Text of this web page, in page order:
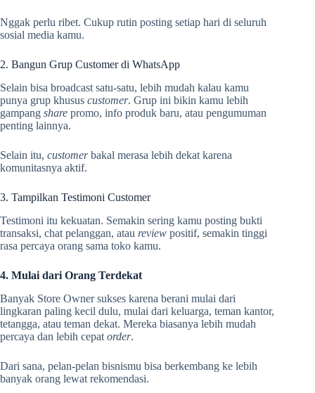
Nggak perlu ribet. Cukup rutin posting setiap hari di seluruh
sosial media kamu.
2. Bangun Grup Customer di WhatsApp
Selain bisa broadcast satu-satu, lebih mudah kalau kamu
punya grup khusus customer. Grup ini bikin kamu lebih
gampang share promo, info produk baru, atau pengumuman
penting lainnya.
Selain itu, customerbakal merasa lebih dekat karena
komunitasnya aktif.
3. Tampilkan Testimoni Customer
Testimoni itu kekuatan. Semakin sering kamu posting bukti
transaksi, chat pelanggan, atau review positif, semakin tinggi
rasa percaya orang sama toko kamu.
4. Mulai dari Orang Terdekat
Banyak Store Owner sukses karena berani mulai dari
lingkaran paling kecil dulu, mulai dari keluarga, teman kantor,
tetangga, atau teman dekat. Mereka biasanya lebih mudah
percaya dan lebih cepat order.
Dari sana, pelan-pelan bisnismu bisa berkembang ke lebih
banyak orang lewat rekomendasi.